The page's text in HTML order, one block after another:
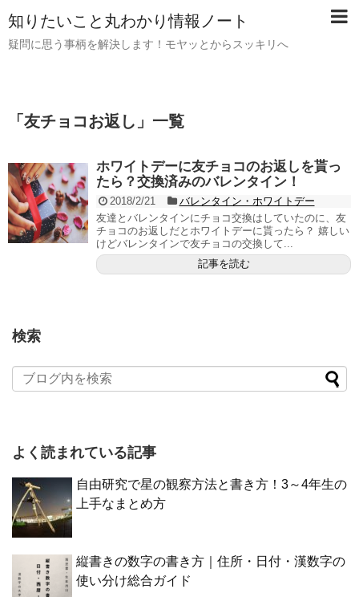
知りたいこと丸わかり情報ノート
疑問に思う事柄を解決します！モヤッとからスッキリへ
「 友チョコお返し 」 一覧
ホワイトデーに友チョコのお返しを貰っ
たら？交換済みのバレンタイン！
2018/2/21
バレンタイン・ホワイトデー
友達とバレンタインにチョコ交換はしていたのに、友
チョコのお返しだとホワイトデーに貰ったら？ 嬉しい
けどバレンタインで友チョコの交換して...
記事を読む
検索
よく読まれている記事
自由研究で星の観察方法と書き方！3～4年生の
上手なまとめ方
縦書きの数字の書き方｜住所・日付・漢数字の
使い分け総合ガイド